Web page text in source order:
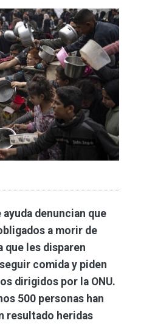
denuncian que
a morir de
que les disparen
comida y piden
dirigidos por la ONU.
500 personas han
resultado heridas